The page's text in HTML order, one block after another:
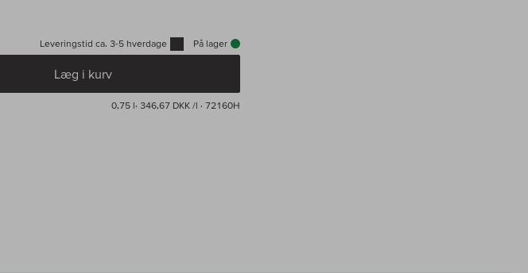
Leveringstid ca. 3-5 hverdage På lager
Læg i kurv
0,75 l· 346,67 DKK /l · 72160H